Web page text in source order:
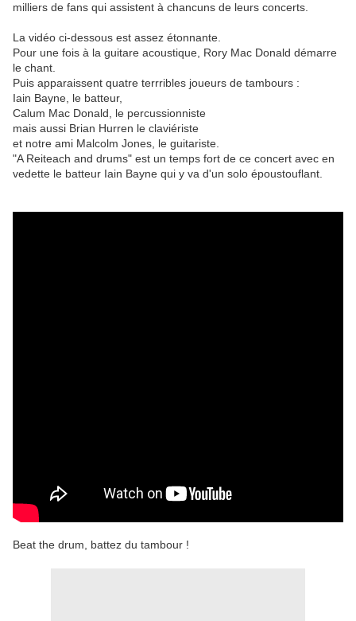
milliers de fans qui assistent à chancuns de leurs concerts.
La vidéo ci-dessous est assez étonnante.
Pour une fois à la guitare acoustique, Rory Mac Donald démarre
le chant.
Puis apparaissent quatre terrribles joueurs de tambours :
Iain Bayne, le batteur,
Calum Mac Donald, le percussionniste
mais aussi Brian Hurren le claviériste
et notre ami Malcolm Jones, le guitariste.
"A Reiteach and drums" est un temps fort de ce concert avec en
vedette le batteur Iain Bayne qui y va d'un solo époustouflant.
Beat the drum, battez du tambour !